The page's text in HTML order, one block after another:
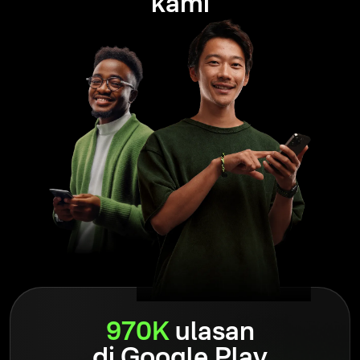
Olymptrade ialah platform perdagangan untuk 100+ juta
pengguna seluruh dunia. Ramai telah menamakannya
sebagai kunci kepada kebebasan kewangan, pengurusan
risiko dan disiplin perdagangan.
selanjutnya
Olymptrade ialah platform perdagangan yang telah
beroperasi sejak 2014 dan digunakan hampir 100 juta
pengguna di seluruh dunia. Walau bagaimanapun, perkara
yang luar biasa ialah tumpuan berterusan platform pada
kepuasan pengguna semua pedagangnya, sama seperti
yang dilakukan semasa pelancarannya.
Menjadi sebahagian daripada komuniti membantu pedagang
970Kulasan